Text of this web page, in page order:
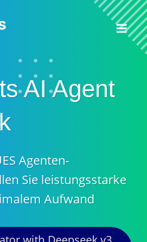
AI Agent
Agenten-
Sie leistungsstarke
Aufwand